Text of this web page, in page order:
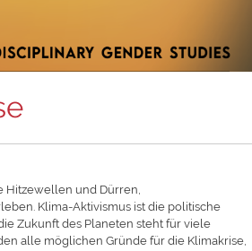
Hitzewellen und Dürren,
Klima-Aktivismus ist die politische
Zukunft des Planeten steht für viele
alle möglichen Gründe für die Klimakrise,